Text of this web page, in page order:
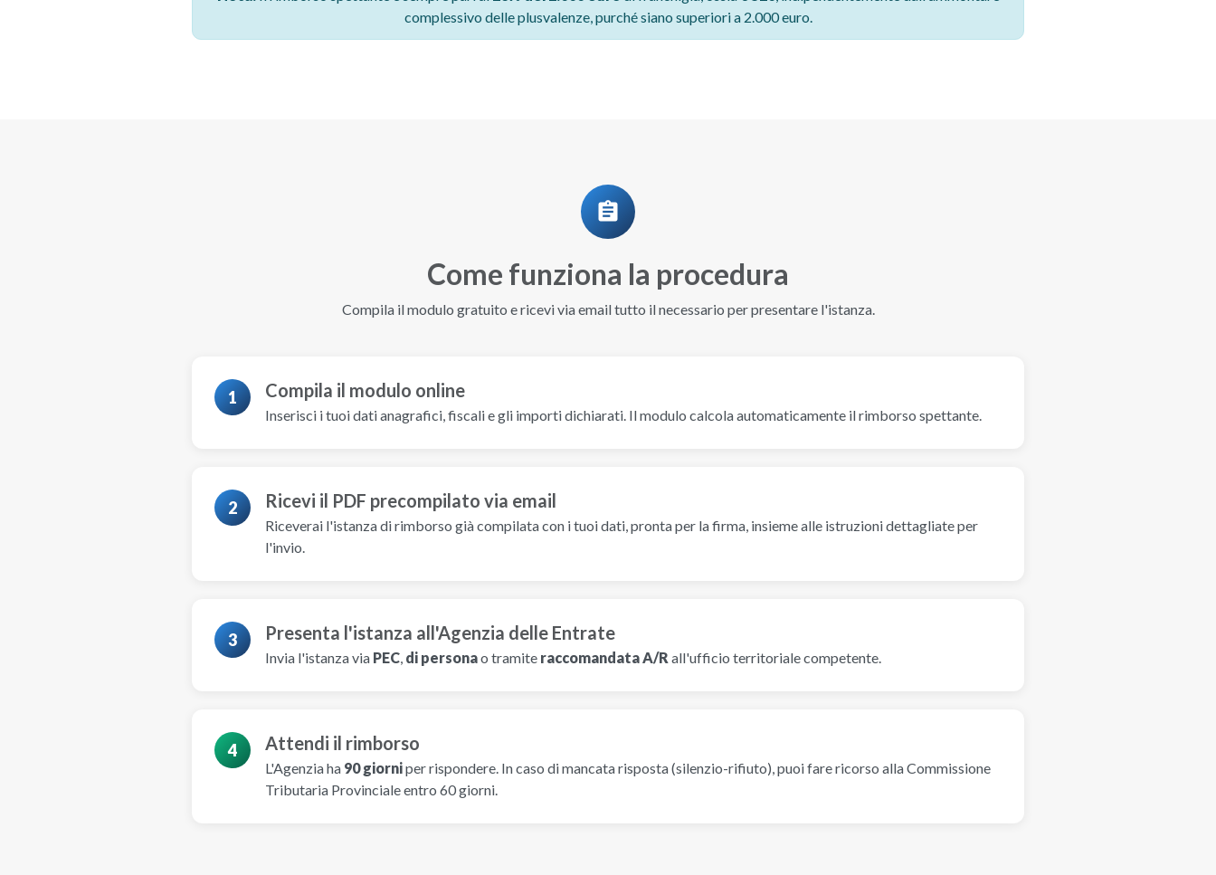
complessivo delle plusvalenze, purché siano superiori a 2.000 euro.
assignment
Come funziona la procedura
Compila il modulo gratuito e ricevi via email tutto il necessario per presentare l'istanza.
1 Compila il modulo online
Inserisci i tuoi dati anagrafici, fiscali e gli importi dichiarati. Il modulo calcola automaticamente il rimborso spettante.
2 Ricevi il PDF precompilato via email
Riceverai l'istanza di rimborso già compilata con i tuoi dati, pronta per la firma, insieme alle istruzioni dettagliate per
l'invio.
3 Presenta l'istanza all'Agenzia delle Entrate
Invia l'istanza via PEC, di personao tramite raccomandata A/R all'ufficio territoriale competente.
4 Attendi il rimborso
L'Agenzia ha 90 giorniper rispondere. In caso di mancata risposta (silenzio-rifiuto), puoi fare ricorso alla Commissione
Tributaria Provinciale entro 60 giorni.